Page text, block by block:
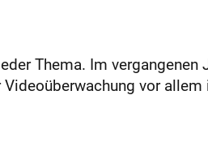
Thema. Im vergangenen
vor allem